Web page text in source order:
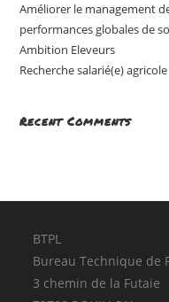
Améliorer le management
performances globales de
Ambition Eleveurs
Recherche salarié(e)
Recent Comments
BTPL
Bureau Technique de
3 chemin de la Futaie